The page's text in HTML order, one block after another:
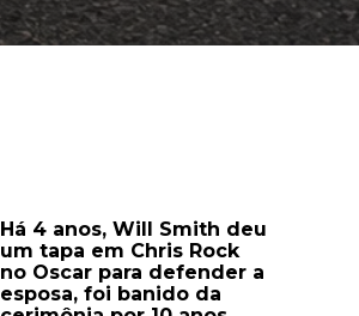
Há 4 anos, Will Smith deu
um tapa em Chris Rock
no Oscar para defender a
esposa, foi banido da